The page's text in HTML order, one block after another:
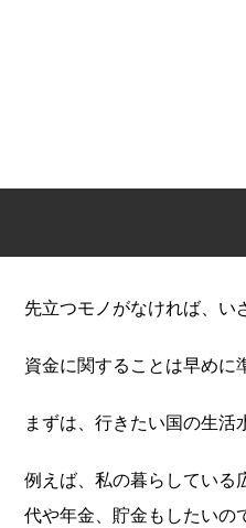
先立つモノがなければ、い
資金に関することは早めに
まずは、行きたい国の生活
例えば、私の暮らしている
代や年金、貯金もしたいの